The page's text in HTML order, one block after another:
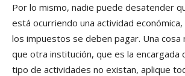
Por lo mismo, nadie puede desatender
está ocurriendo una actividad
los impuestos se deben pagar. Una cosa
que otra institución, que es la encargada
tipo de actividades no existan, aplique